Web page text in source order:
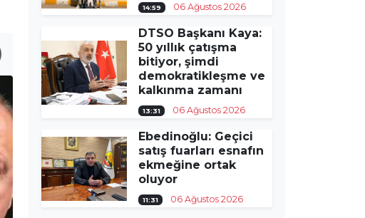
14:59 06 Ağustos 2026
DTSO Başkanı Kaya:
50 yıllık çatışma
bitiyor, şimdi
demokratikleşme ve
kalkınma zamanı
13:31 06 Ağustos 2026
Ebedinoğlu: Geçici
satış fuarları esnafın
ekmeğine ortak
oluyor
11:31 06 Ağustos 2026